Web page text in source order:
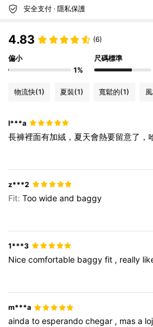
安全支付 · 隱私保護
4.83 (6)
偏小
1%
尺碼標準
物流快(1) 夏裝(1) 寬鬆的(1)
l***a
長褲裡面有加絨，夏天會熱要留意了，
z***2
Fit:Toowideand baggy
1***3
Nicecomfortable baggyfit , really
m***a
aindatoesperandochegar , masa